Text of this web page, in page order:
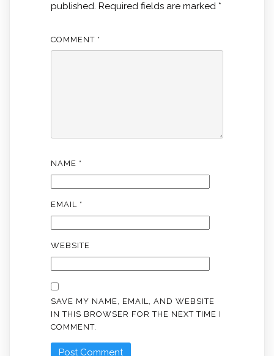
published. Required fields are marked *
COMMENT *
NAME *
EMAIL *
WEBSITE
SAVE MY NAME, EMAIL, AND WEBSITE
IN THIS BROWSER FOR THE NEXT TIME I
COMMENT.